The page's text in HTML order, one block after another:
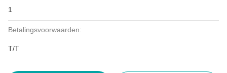
1
Betalingsvoorwaarden:
T/T